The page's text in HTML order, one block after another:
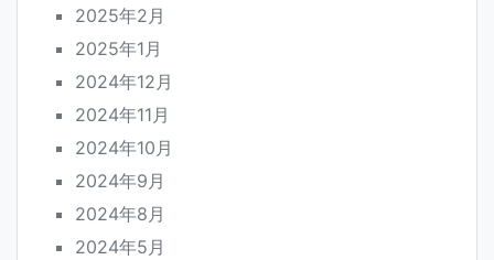
2025年2月
2025年1月
2024年12月
2024年11月
2024年10月
2024年9月
2024年8月
2024年5月